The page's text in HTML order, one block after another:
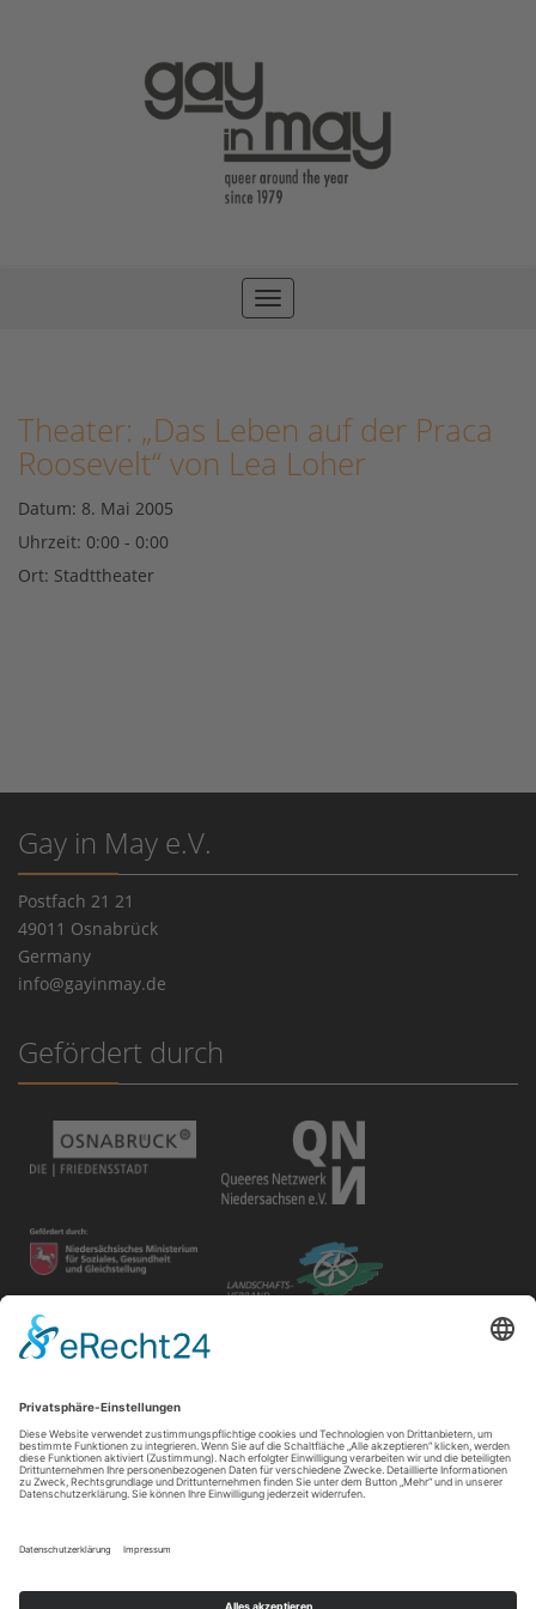
Toggle
Theater: „Das Leben auf der Praca
Roosevelt“ von Lea Loher
Datum: 8. Mai 2005
Uhrzeit: 0:00 - 0:00
Ort: Stadttheater
Gay in May e.V.
Postfach 21 21
49011 Osnabrück
Germany
info@gayinmay.de
Gefördert durch
Disclaimer
Der Gay in May e.V. bietet unterschiedlichen Gruppen und
für ihre Inhalte tragen die Veranstalter*innen.